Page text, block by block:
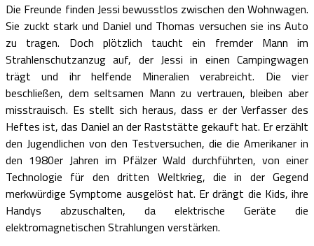
Die Freunde finden Jessi bewusstlos zwischen den Wohnwagen.
Sie zuckt stark und Daniel und Thomas versuchen sie ins Auto
zu tragen. Doch plötzlich taucht ein fremder Mann im
Strahlenschutzanzug auf, der Jessi in einen Campingwagen
trägt und ihr helfende Mineralien verabreicht. Die vier
beschließen, dem seltsamen Mann zu vertrauen, bleiben aber
misstrauisch. Es stellt sich heraus, dass er der Verfasser des
Heftes ist, das Daniel an der Raststätte gekauft hat. Er erzählt
den Jugendlichen von den Testversuchen, die die Amerikaner in
den 1980er Jahren im Pfälzer Wald durchführten, von einer
Technologie für den dritten Weltkrieg, die in der Gegend
merkwürdige Symptome ausgelöst hat. Er drängt die Kids, ihre
Handys abzuschalten, da elektrische Geräte die
elektromagnetischen Strahlungen verstärken.